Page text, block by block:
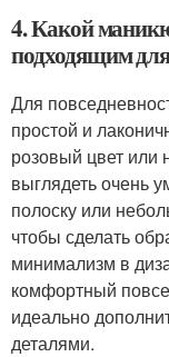
4. Какой
подходящим
Для
простой и
розовый цвет или
выглядеть очень
полоску или
чтобы сделать
минимализм в
комфортный
идеально
деталями.